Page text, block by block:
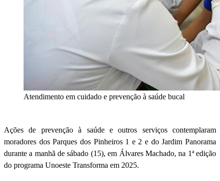
Atendimento em cuidado e prevenção à saúde bucal
Ações de prevenção à saúde e outros serviços contemplaram
moradores dos Parques dos Pinheiros 1 e 2 e do Jardim Panorama
durante a manhã de sábado (15), em Álvares Machado, na 1ª edição
do programa Unoeste Transforma em 2025.